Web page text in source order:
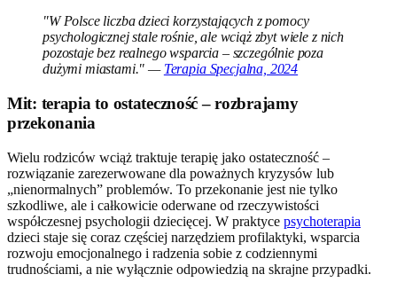
"W Polsce liczba dzieci korzystających z pomocy
psychologicznej stale rośnie, ale wciąż zbyt wiele z nich
pozostaje bez realnego wsparcia – szczególnie poza
dużymi miastami." — Terapia Specjalna, 2024
Mit: terapia to ostateczność – rozbrajamy
przekonania
Wielu rodziców wciąż traktuje terapię jako ostateczność –
rozwiązanie zarezerwowane dla poważnych kryzysów lub
„nienormalnych” problemów. To przekonanie jest nie tylko
szkodliwe, ale i całkowicie oderwane od rzeczywistości
współczesnej psychologii dziecięcej. W praktyce psychoterapia
dzieci staje się coraz częściej narzędziem profilaktyki, wsparcia
rozwoju emocjonalnego i radzenia sobie z codziennymi
trudnościami, a nie wyłącznie odpowiedzią na skrajne przypadki.